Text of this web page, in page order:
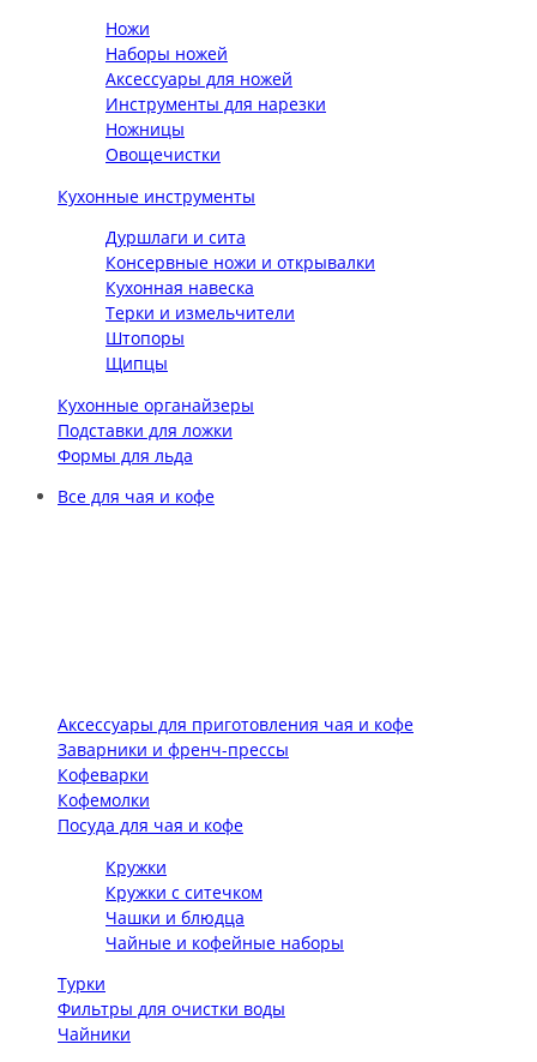
Ножи
Наборы ножей
Аксессуары для ножей
Инструменты для нарезки
Ножницы
Овощечистки
Кухонные инструменты
Дуршлаги и сита
Консервные ножи и открывалки
Кухонная навеска
Терки и измельчители
Штопоры
Щипцы
Кухонные органайзеры
Подставки для ложки
Формы для льда
Все для чая и кофе
Аксессуары для приготовления чая и кофе
Заварники и френч-прессы
Кофеварки
Кофемолки
Посуда для чая и кофе
Кружки
Кружки с ситечком
Чашки и блюдца
Чайные и кофейные наборы
Турки
Фильтры для очистки воды
Чайники